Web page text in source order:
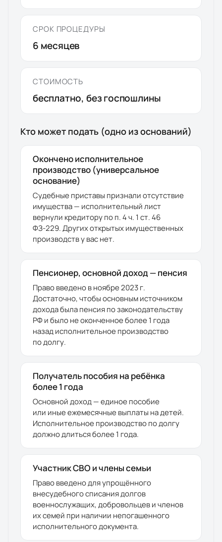
СРОК ПРОЦЕДУРЫ
6 месяцев
СТОИМОСТЬ
бесплатно, без госпошлины
Кто может подать (одно из оснований)
Окончено исполнительное
производство (универсальное
основание)
Судебные приставы признали отсутствие
имущества — исполнительный лист
вернули кредитору по п. 4 ч. 1 ст. 46
ФЗ-229. Других открытых имущественных
производств у вас нет.
Пенсионер, основной доход — пенсия
Право введено в ноябре 2023 г.
Достаточно, чтобы основным источником
дохода была пенсия по законодательству
РФ и было не оконченное более 1 года
назад исполнительное производство
по долгу.
Получатель пособия на ребёнка
более 1 года
Основной доход — единое пособие
или иные ежемесячные выплаты на детей.
Исполнительное производство по долгу
должно длиться более 1 года.
Участник СВО и члены семьи
Право введено для упрощённого
внесудебного списания долгов
военнослужащих, добровольцев и членов
их семей при наличии непогашенного
исполнительного документа.